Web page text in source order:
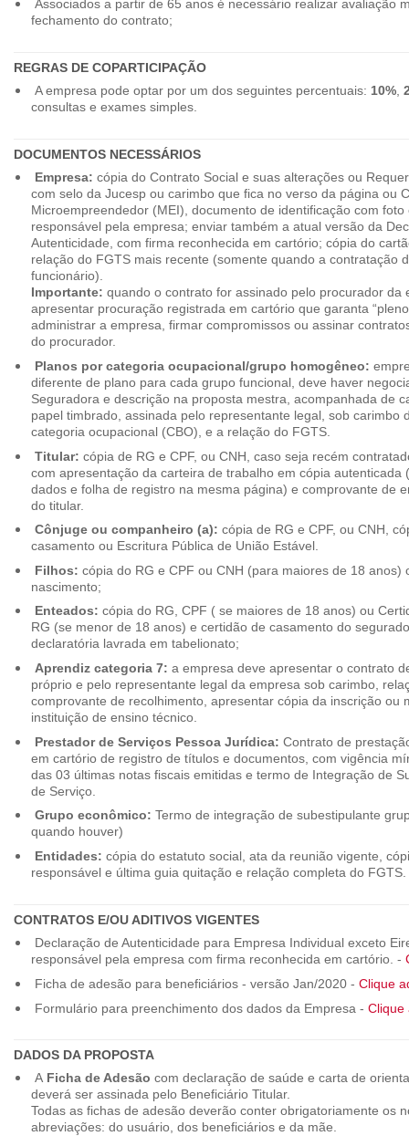
Associados a partir de 65 anos é necessário realizar avaliação
fechamento do contrato;
REGRAS DE COPARTICIPAÇÃO
A empresa pode optar por um dos seguintes percentuais: 10%,
consultas e exames simples.
DOCUMENTOS NECESSÁRIOS
Empresa: cópia do Contrato Social e suas alterações ou
com selo da Jucesp ou carimbo que fica no verso da página ou
Microempreendedor (MEI), documento de identificação com foto
responsável pela empresa; enviar também a atual versão da
Autenticidade, com firma reconhecida em cartório; cópia do
relação do FGTS mais recente (somente quando a contratação
funcionário).
Importante: quando o contrato for assinado pelo procurador da
apresentar procuração registrada em cartório que garanta
administrar a empresa, firmar compromissos ou assinar
do procurador.
Planos por categoria ocupacional/grupo homogêneo:
diferente de plano para cada grupo funcional, deve haver
Seguradora e descrição na proposta mestra, acompanhada de
papel timbrado, assinada pelo representante legal, sob carimbo
categoria ocupacional (CBO), e a relação do FGTS.
Titular: cópia de RG e CPF, ou CNH, caso seja recém
com apresentação da carteira de trabalho em cópia autenticada
dados e folha de registro na mesma página) e comprovante de
do titular.
Cônjuge ou companheiro (a): cópia de RG e CPF, ou CNH,
casamento ou Escritura Pública de União Estável.
Filhos: cópia do RG e CPF ou CNH (para maiores de 18 anos)
nascimento;
Enteados: cópia do RG, CPF ( se maiores de 18 anos) ou
RG (se menor de 18 anos) e certidão de casamento do
declaratória lavrada em tabelionato;
Aprendiz categoria 7: a empresa deve apresentar o contrato
próprio e pelo representante legal da empresa sob carimbo,
comprovante de recolhimento, apresentar cópia da inscrição ou
instituição de ensino técnico.
Prestador de Serviços Pessoa Jurídica: Contrato de
em cartório de registro de títulos e documentos, com vigência
das 03 últimas notas fiscais emitidas e termo de Integração de
de Serviço.
Grupo econômico: Termo de integração de subestipulante
quando houver)
Entidades: cópia do estatuto social, ata da reunião vigente,
responsável e última guia quitação e relação completa do FGTS.
CONTRATOS E/OU ADITIVOS VIGENTES
Declaração de Autenticidade para Empresa Individual exceto
responsável pela empresa com firma reconhecida em cartório. -
Ficha de adesão para beneficiários - versão Jan/2020 - Clique
Formulário para preenchimento dos dados da Empresa - Clique
DADOS DA PROPOSTA
A Ficha de Adesão com declaração de saúde e carta de
deverá ser assinada pelo Beneficiário Titular.
Todas as fichas de adesão deverão conter obrigatoriamente os
abreviações: do usuário, dos beneficiários e da mãe.